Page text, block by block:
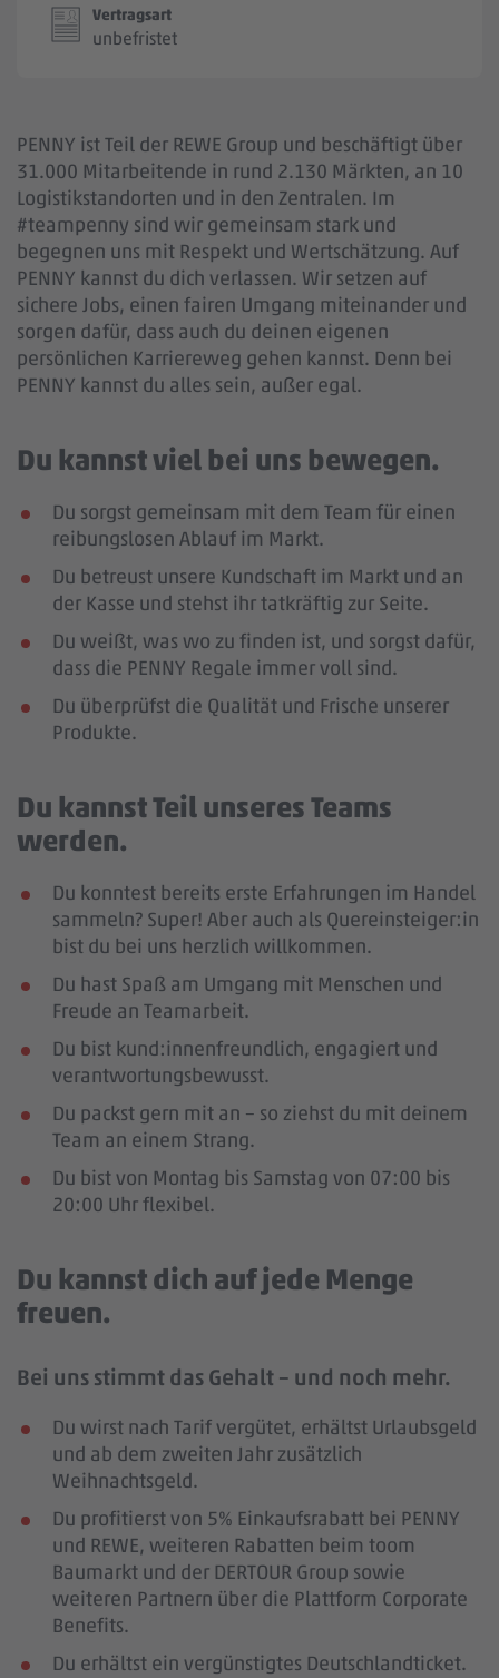
Vertragsart
unbefristet
PENNY ist Teil der REWE Group und beschäftigt über
31.000 Mitarbeitende in rund 2.130 Märkten, an 10
Logistikstandorten und in den Zentralen. Im
#teampenny sind wir gemeinsam stark und
begegnen uns mit Respekt und Wertschätzung. Auf
PENNY kannst du dich verlassen. Wir setzen auf
sichere Jobs, einen fairen Umgang miteinander und
sorgen dafür, dass auch du deinen eigenen
persönlichen Karriereweg gehen kannst. Denn bei
PENNY kannst du alles sein, außer egal.
Du kannst viel bei uns bewegen.
Du sorgst gemeinsam mit dem Team für einen
reibungslosen Ablauf im Markt.
Du betreust unsere Kundschaft im Markt und an
der Kasse und stehst ihr tatkräftig zur Seite.
Du weißt, was wo zu finden ist, und sorgst dafür,
dass die PENNY Regale immer voll sind.
Du überprüfst die Qualität und Frische unserer
Produkte.
Du kannst Teil unseres Teams
werden.
Du konntest bereits erste Erfahrungen im Handel
sammeln? Super! Aber auch als Quereinsteiger:in
bist du bei uns herzlich willkommen.
Du hast Spaß am Umgang mit Menschen und
Freude an Teamarbeit.
Du bist kund:innenfreundlich, engagiert und
verantwortungsbewusst.
Du packst gern mit an – so ziehst du mit deinem
Team an einem Strang.
Du bist von Montag bis Samstag von 07:00 bis
20:00 Uhr flexibel.
Du kannst dich auf jede Menge
freuen.
Bei uns stimmt das Gehalt – und noch mehr.
Du wirst nach Tarif vergütet, erhältst Urlaubsgeld
und ab dem zweiten Jahr zusätzlich
Weihnachtsgeld.
Du profitierst von 5% Einkaufsrabatt bei PENNY
und REWE, weiteren Rabatten beim toom
Baumarkt und der DERTOUR Group sowie
weiteren Partnern über die Plattform Corporate
Benefits.
Du erhältst ein vergünstigtes Deutschlandticket.